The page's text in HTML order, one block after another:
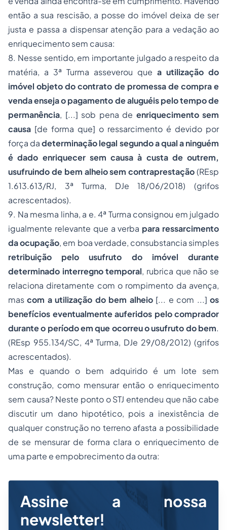
então a sua rescisão, a posse do imóvel deixa de ser
justa e passa a dispensar atenção para a vedação ao
enriquecimento sem causa:
8. Nesse sentido, em importante julgado a respeito da
matéria, a 3ª Turma asseverou que a utilização do
imóvel objeto do contrato de promessa de compra e
venda enseja o pagamento de aluguéis pelo tempo de
permanência, [...] sob pena de enriquecimento sem
causa [de forma que] o ressarcimento é devido por
força dadeterminação legal segundo a qual a ninguém
é dado enriquecer sem causa à custa de outrem,
usufruindo de bem alheio sem contraprestação(REsp
1.613.613/RJ, 3ª Turma, DJe 18/06/2018) (grifos
acrescentados).
9. Na mesma linha, a e. 4ª Turma consignou em julgado
igualmente relevante que a verba para ressarcimento
da ocupação, em boa verdade, consubstancia simples
retribuição pelo usufruto do imóvel durante
determinado interregno temporal, rubrica que não se
relaciona diretamente com o rompimento da avença,
mascom a utilização do bem alheio[... e com ...]os
benefícios eventualmente auferidos pelo comprador
durante o período em que ocorreu o usufruto do bem.
(REsp 955.134/SC, 4ª Turma, DJe 29/08/2012) (grifos
acrescentados).
Mas e quando o bem adquirido é um lote sem
construção, como mensurar então o enriquecimento
sem causa? Neste ponto o STJ entendeu que não cabe
discutir um dano hipotético, pois a inexistência de
qualquer construção no terreno afasta a possibilidade
de se mensurar de forma clara o enriquecimento de
uma parte e empobrecimento da outra:
Assine a nossa
newsletter!